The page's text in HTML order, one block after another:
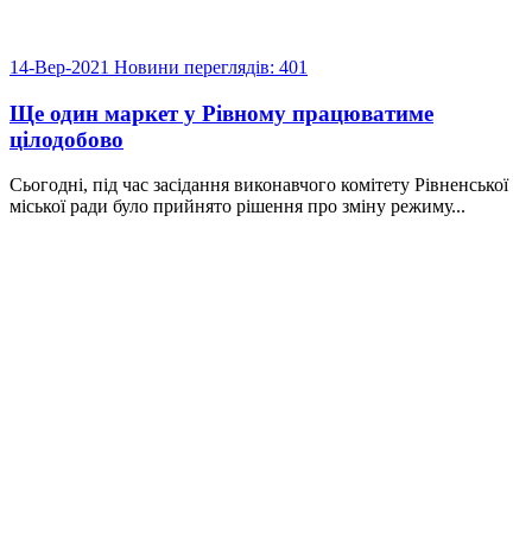
14-Вер-2021 Новини переглядів: 401
Ще один маркет у Рівному працюватиме
цілодобово
Сьогодні, під час засідання виконавчого комітету Рівненської
міської ради було прийнято рішення про зміну режиму...